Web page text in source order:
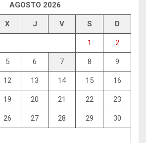
AGOSTO 2026
X J V S D
1 2
5 6 7 8 9
12 13 14 15 16
19 20 21 22 23
26 27 28 29 30